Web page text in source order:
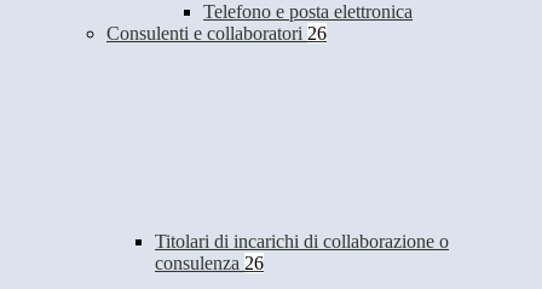
Telefono e posta elettronica
Consulenti e collaboratori 26
Titolari di incarichi di collaborazione o
consulenza 26